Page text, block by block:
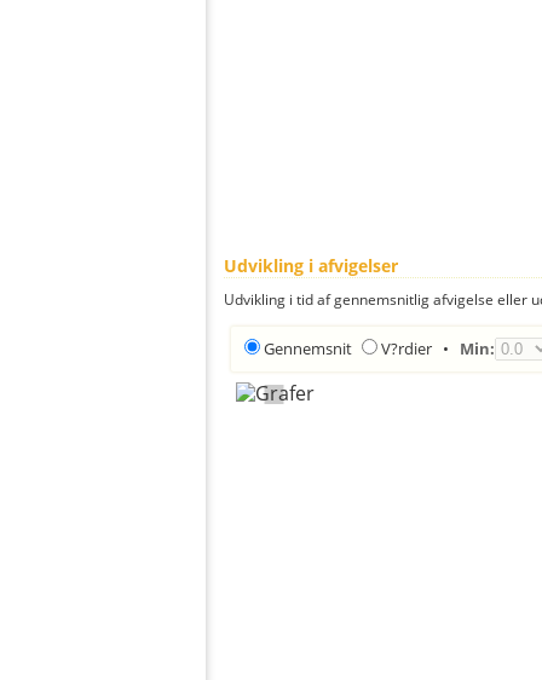
Udvikling i afvigelser
Udvikling i tid af gennemsnitlig afvigelse eller
Gennemsnit V?rdier • Min: